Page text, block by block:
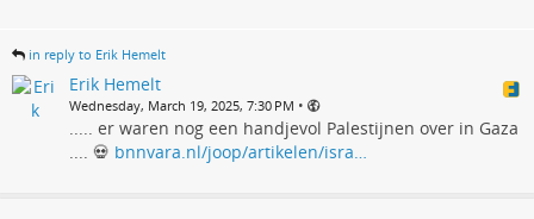
in reply to Erik Hemelt
Erik Hemelt
Wednesday, March 19, 2025, 7:30 PM •
..... er waren nog een handjevol Palestijnen over in Gaza
.... 💀 bnnvara.nl/joop/artikelen/isra…